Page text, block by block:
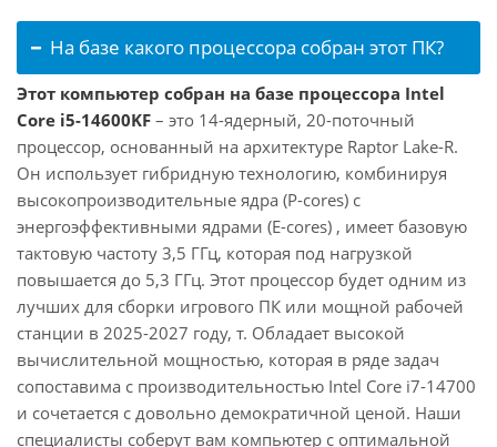
На базе какого процессора собран этот ПК?
Этот компьютер собран на базе процессора Intel
Core i5-14600KF – это 14-ядерный, 20-поточный
процессор, основанный на архитектуре Raptor Lake-R.
Он использует гибридную технологию, комбинируя
высокопроизводительные ядра (P-cores) с
энергоэффективными ядрами (E-cores) , имеет базовую
тактовую частоту 3,5 ГГц, которая под нагрузкой
повышается до 5,3 ГГц. Этот процессор будет одним из
лучших для сборки игрового ПК или мощной рабочей
станции в 2025-2027 году, т. Обладает высокой
вычислительной мощностью, которая в ряде задач
сопоставима с производительностью Intel Core i7-14700
и сочетается с довольно демократичной ценой. Наши
специалисты соберут вам компьютер с оптимальной